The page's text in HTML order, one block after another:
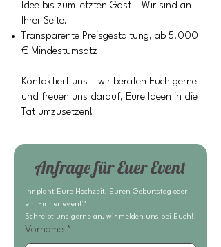
Idee bis zum letzten Gast – Wir sind an
Ihrer Seite.
Transparente Preisgestaltung, ab 5.000
€ Mindestumsatz
Kontaktiert uns – wir beraten Euch gerne
und freuen uns darauf, Eure Ideen in die
Tat umzusetzen!
Anfrage für Euer Event
Ihr plant Eure Hochzeit, Euren Geburtstag oder
ein Firmenevent?
Schreibt uns gerne an, wir melden uns bei Euch!
Vorname *